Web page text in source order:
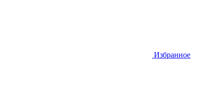
Избранное